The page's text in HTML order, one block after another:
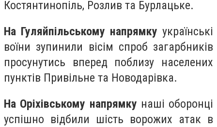
Костянтинопіль, Розлив та Бурлацьке.
На Гуляйпільському напрямку українські
воїни зупинили вісім спроб загарбників
просунутись вперед поблизу населених
пунктів Привільне та Новодарівка.
На Оріхівському напрямку наші оборонці
успішно відбили шість ворожих атак в